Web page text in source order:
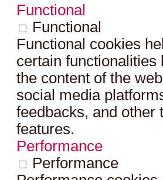
Functional
Functional
Functional cookies
certain functionalities
the content of the
social media
feedbacks, and other
features.
Performance
Performance